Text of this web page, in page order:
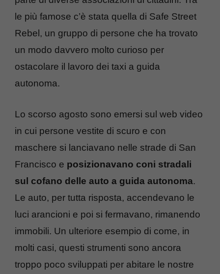
le più famose c’è stata quella di Safe Street
Rebel, un gruppo di persone che ha trovato
un modo davvero molto curioso per
ostacolare il lavoro dei taxi a guida
autonoma.
Lo scorso agosto sono emersi sul web video
in cui persone vestite di scuro e con
maschere si lanciavano nelle strade di San
Francisco e posizionavano coni stradali
sul cofano delle auto a guida autonoma.
Le auto, per tutta risposta, accendevano le
luci arancioni e poi si fermavano, rimanendo
immobili. Un ulteriore esempio di come, in
molti casi, questi strumenti sono ancora
troppo poco sviluppati per abitare le nostre